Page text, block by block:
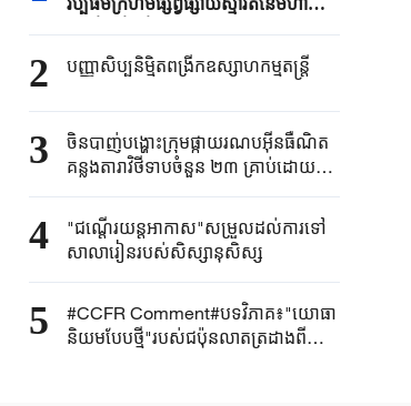
វប្បធម៌ក្រហម​ផ្សព្វផ្សាយស្មារតីនៃ​មហា
2 បញ្ញាសិប្បនិម្មិត​ពង្រីក​​ឧស្សាហកម្ម​តន្ត្រី​
3
ចិនបាញ់បង្ហោះ​ក្រុម​ផ្កាយរណប​​អ៊ីនធឺណិត​
គន្លងតារាវិថីទាប​ចំនួន ២៣ គ្រាប់ដោយ​
ជោគជ័យ​
4
"ជណ្តើរយន្ត​អាកាស"​សម្រួលដល់ការទៅ​
សាលារៀន​របស់​សិស្សានុសិស្ស​​
5
#CCFR Comment#បទវិភាគ៖"យោធា
និយមបែបថ្មី"របស់ជប៉ុនលាតត្រដាងពី